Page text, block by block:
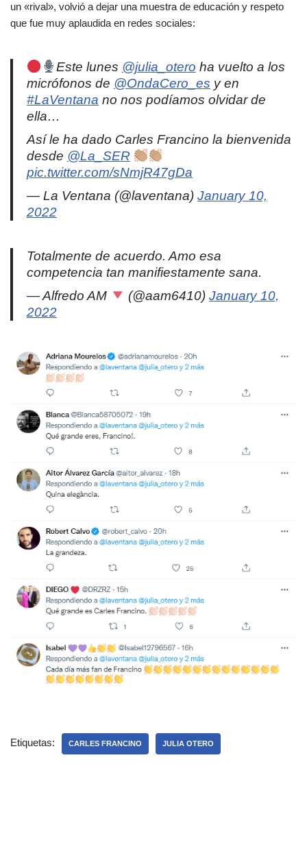
un «rival», volvió a dejar una muestra de educación y respeto
que fue muy aplaudida en redes sociales:
Este lunes @julia_otero ha vuelto a los
micrófonos de @OndaCero_es y en
#LaVentana no nos podíamos olvidar de
ella…
Así le ha dado Carles Francino la bienvenida
desde @La_SER
pic.twitter.com/sNmjR47gDa
— La Ventana (@laventana) January 10,
2022
Totalmente de acuerdo. Amo esa
competencia tan manifiestamente sana.
— Alfredo AM
(@aam6410)January 10,
2022
Etiquetas: CARLES FRANCINO JULIA OTERO